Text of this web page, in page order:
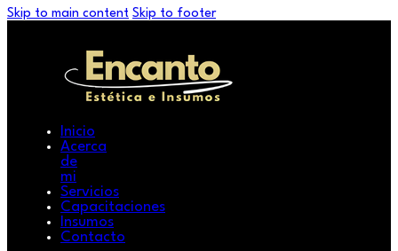
Skip to main content Skip to footer
Inicio
Acerca
de
mi
Servicios
Capacitaciones
Insumos
Contacto